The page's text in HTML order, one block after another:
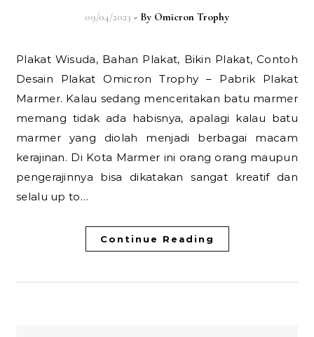
09/04/2023 - By Omicron Trophy
Plakat Wisuda, Bahan Plakat, Bikin Plakat, Contoh
Desain Plakat Omicron Trophy – Pabrik Plakat
Marmer. Kalau sedang menceritakan batu marmer
memang tidak ada habisnya, apalagi kalau batu
marmer yang diolah menjadi berbagai macam
kerajinan. Di Kota Marmer ini orang orang maupun
pengerajinnya bisa dikatakan sangat kreatif dan
selalu up to…
Continue Reading